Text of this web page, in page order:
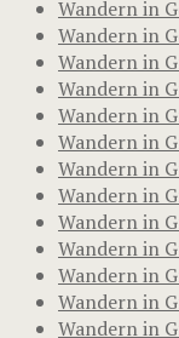
Wandern in
Wandern in
Wandern in
Wandern in
Wandern in
Wandern in
Wandern in
Wandern in
Wandern in
Wandern in
Wandern in
Wandern in
Wandern in